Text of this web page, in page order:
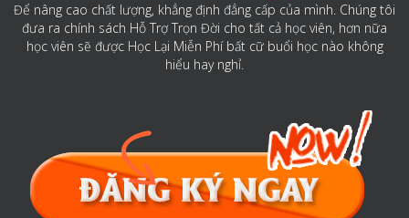
Để nâng cao chất lượng, khẳng định đẳng cấp của mình. Chúng tôi
đưa ra chính sách Hỗ Trợ Trọn Đời cho tất cả học viên, hơn nữa
học viên sẽ được Học Lại Miễn Phí bất cữ buổi học nào không
hiểu hay nghỉ.